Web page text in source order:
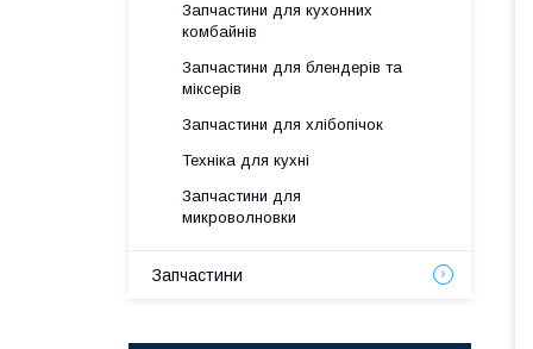
Запчастини для кухонних
комбайнів
Запчастини для блендерів та
міксерів
Запчастини для хлібопічок
Техніка для кухні
Запчастини для
микроволновки
Запчастини